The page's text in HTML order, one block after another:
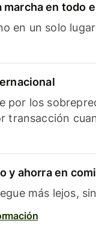
en todo
en un solo
por los
transacción
y ahorra en
más lejos,